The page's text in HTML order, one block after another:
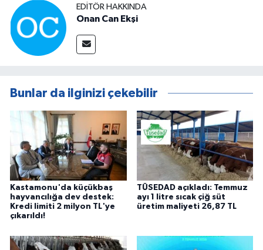
EDITÖR HAKKINDA
Onan Can Ekşi
Bunlar da ilginizi çekebilir
Kastamonu'da küçükbaş
hayvancılığa dev destek:
Kredi limiti 2 milyon TL'ye
çıkarıldı!
TÜSEDAD açıkladı: Temmuz
ayı 1 litre sıcak çiğ süt
üretim maliyeti 26,87 TL